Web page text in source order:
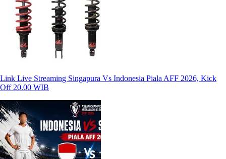
Link Live Streaming Singapura Vs Indonesia Piala AFF 2026, Kick
Off 20.00 WIB